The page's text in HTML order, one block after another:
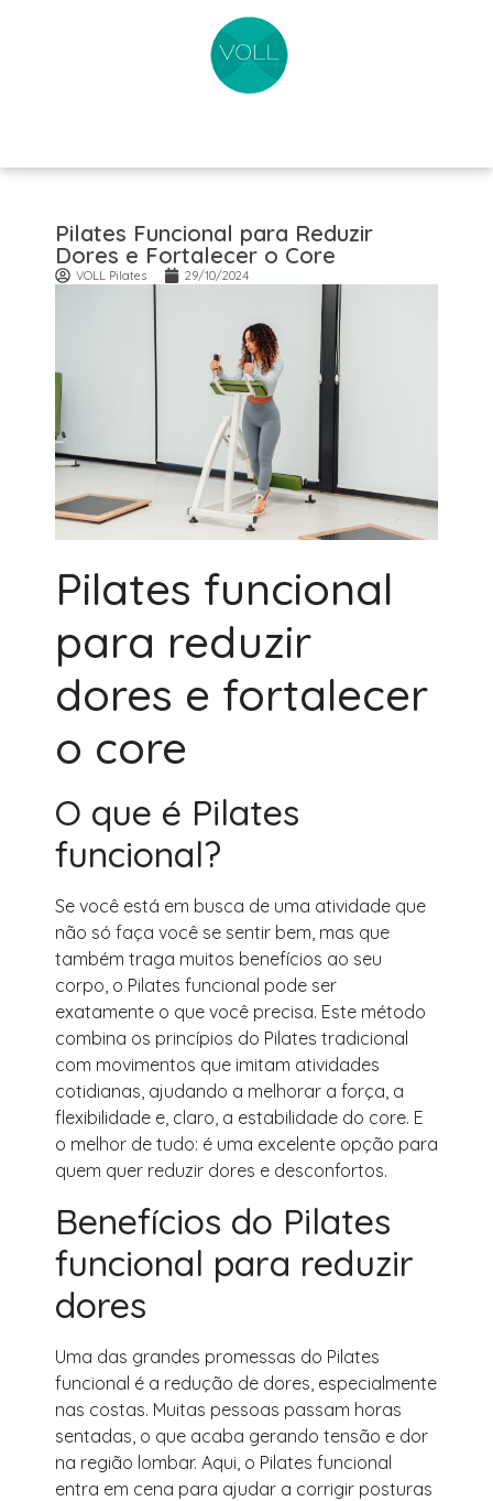
Pilates Funcional para Reduzir
Dores e Fortalecer o Core
VOLL Pilates 29/10/2024
Pilates funcional
para reduzir
dores e fortalecer
o core
O que é Pilates
funcional?
Se você está em busca de uma atividade que
não só faça você se sentir bem, mas que
também traga muitos benefícios ao seu
corpo, o Pilates funcional pode ser
exatamente o que você precisa. Este método
combina os princípios do Pilates tradicional
com movimentos que imitam atividades
cotidianas, ajudando a melhorar a força, a
flexibilidade e, claro, a estabilidade do core. E
o melhor de tudo: é uma excelente opção para
quem quer reduzir dores e desconfortos.
Benefícios do Pilates
funcional para reduzir
dores
Uma das grandes promessas do Pilates
funcional é a redução de dores, especialmente
nas costas. Muitas pessoas passam horas
sentadas, o que acaba gerando tensão e dor
na região lombar. Aqui, o Pilates funcional
entra em cena para ajudar a corrigir posturas